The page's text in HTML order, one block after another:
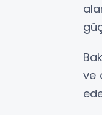
ve